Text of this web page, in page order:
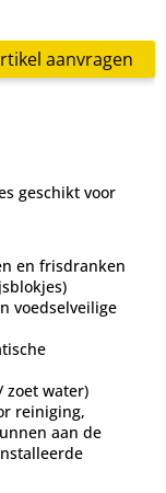
aanvragen
geschikt voor
en frisdranken
voedselveilige
zoet water)
reiniging,
aan de